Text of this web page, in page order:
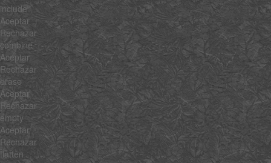
include
Aceptar
Rechazar
combine
Aceptar
Rechazar
erase
Aceptar
Rechazar
empty
Aceptar
Rechazar
flatten